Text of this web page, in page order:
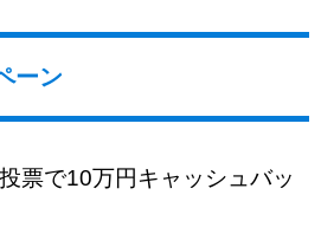
ーン
票で10万円キャッシュバッ